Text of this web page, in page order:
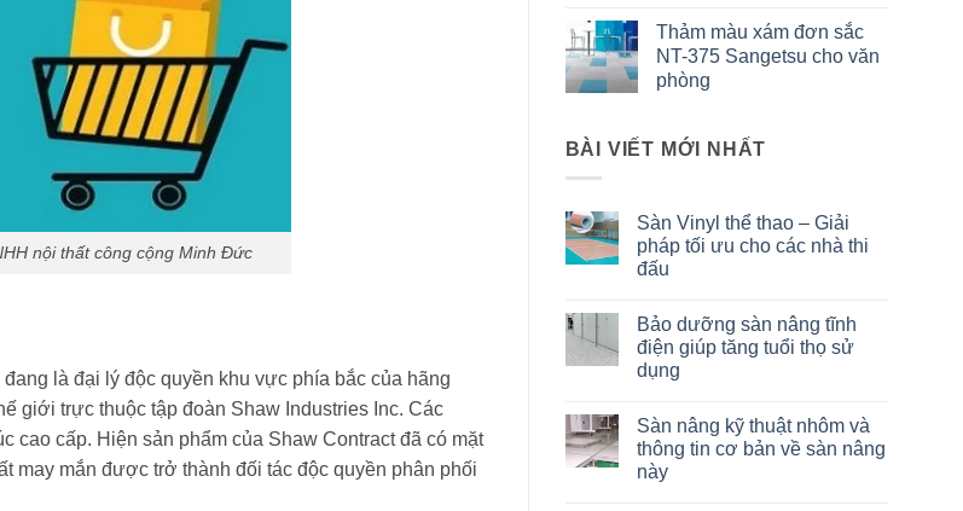
nội thất công cộng Minh Đức
là đại lý độc quyền khu vực phía bắc của hãng
giới trực thuộc tập đoàn Shaw Industries Inc. Các
cao cấp. Hiện sản phẩm của Shaw Contract đã có mặt
may mắn được trở thành đối tác độc quyền phân phối
Thảm màu xám đơn sắc
NT-375 Sangetsu cho văn
phòng
BÀI VIẾT MỚI NHẤT
Sàn Vinyl thể thao – Giải
pháp tối ưu cho các nhà thi
đấu
bình
luận
ở
Sàn
thao
–
Giải
pháp
tối
Bảo dưỡng sàn nâng tĩnh
điện giúp tăng tuổi thọ sử
dụng
bình
luận
ở
Bảo
Sàn nâng kỹ thuật nhôm và
thông tin cơ bản về sàn nâng
này